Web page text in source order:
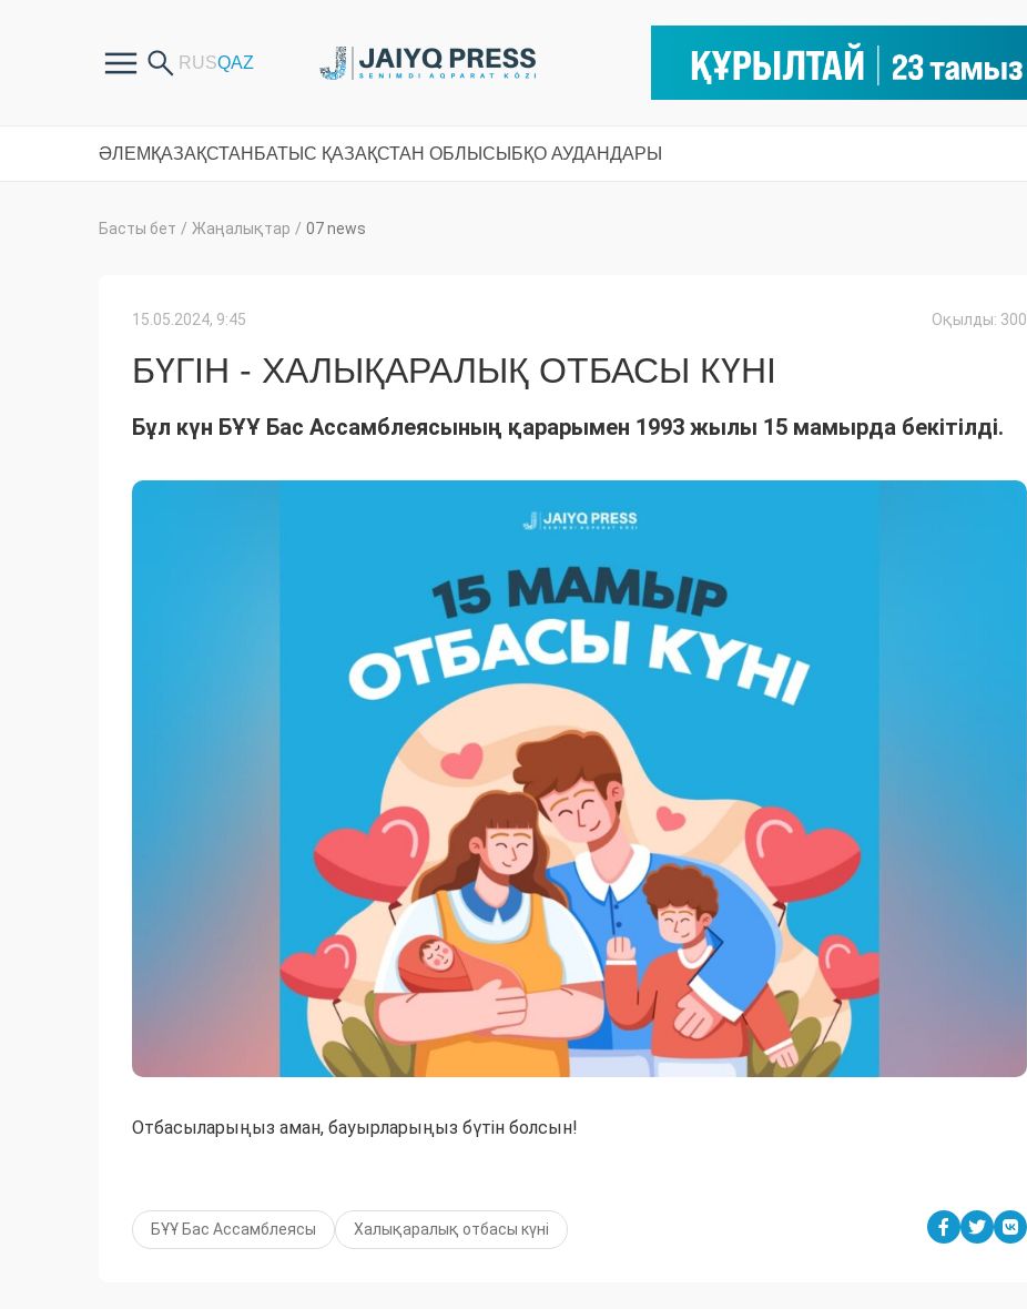
ӘЛЕМ ҚАЗАҚСТАН БАТЫС ҚАЗАҚСТАН ОБЛЫСЫ БҚО АУДАНДАРЫ
Басты бет / Жаңалықтар / 07 news
15.05.2024, 9:45 Оқылды: 300
БҮГІН - ХАЛЫҚАРАЛЫҚ ОТБАСЫ КҮНІ
Бұл күн БҰҰ Бас Ассамблеясының қарарымен 1993 жылы 15 мамырда бекітілді.
Отбасыларыңыз аман, бауырларыңыз бүтін болсын!
БҰҰ Бас Ассамблеясы Халықаралық отбасы күні